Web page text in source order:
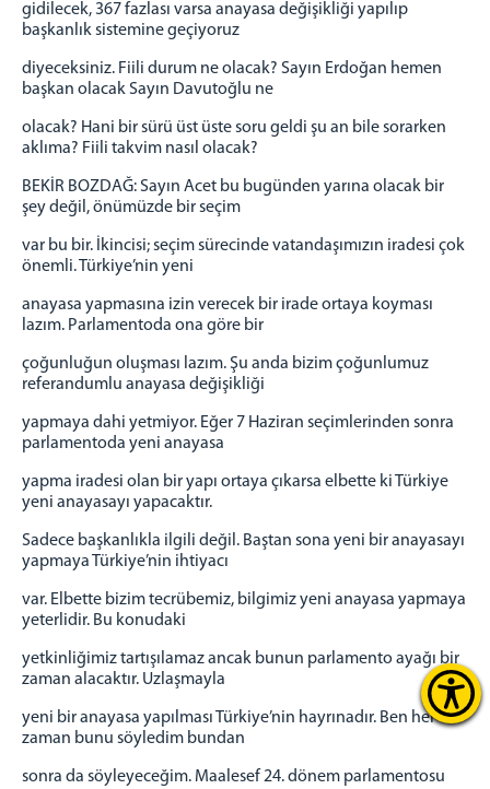
gidilecek, 367 fazlası varsa anayasa değişikliği yapılıp
başkanlık sistemine geçiyoruz
diyeceksiniz. Fiili durum ne olacak? Sayın Erdoğan hemen
başkan olacak Sayın Davutoğlu ne
olacak? Hani bir sürü üst üste soru geldi şu an bile sorarken
aklıma? Fiili takvim nasıl olacak?
BEKİR BOZDAĞ: Sayın Acet bu bugünden yarına olacak bir
şey değil, önümüzde bir seçim
var bu bir. İkincisi; seçim sürecinde vatandaşımızın iradesi çok
önemli. Türkiye’nin yeni
anayasa yapmasına izin verecek bir irade ortaya koyması
lazım. Parlamentoda ona göre bir
çoğunluğun oluşması lazım. Şu anda bizim çoğunlumuz
referandumlu anayasa değişikliği
yapmaya dahi yetmiyor. Eğer 7 Haziran seçimlerinden sonra
parlamentoda yeni anayasa
yapma iradesi olan bir yapı ortaya çıkarsa elbette ki Türkiye
yeni anayasayı yapacaktır.
Sadece başkanlıkla ilgili değil. Baştan sona yeni bir anayasayı
yapmaya Türkiye’nin ihtiyacı
var. Elbette bizim tecrübemiz, bilgimiz yeni anayasa yapmaya
yeterlidir. Bu konudaki
yetkinliğimiz tartışılamaz ancak bunun parlamento ayağı bir
zaman alacaktır. Uzlaşmayla
yeni bir anayasa yapılması Türkiye’nin hayrınadır. Ben her
zaman bunu söyledim bundan
sonra da söyleyeceğim. Maalesef 24. dönem parlamentosu